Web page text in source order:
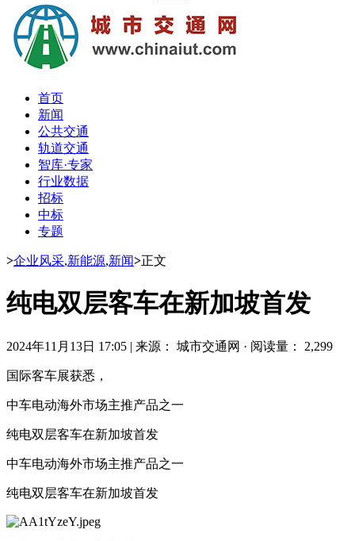
首页
新闻
公共交通
轨道交通
智库·专家
行业数据
招标
中标
专题
>企业风采,新能源,新闻>正文
纯电双层客车在新加坡首发
2024年11月13日 17:05 | 来源： 城市交通网 · 阅读量： 2,299
国际客车展获悉，
中车电动海外市场主推产品之一
纯电双层客车在新加坡首发
中车电动海外市场主推产品之一
纯电双层客车在新加坡首发